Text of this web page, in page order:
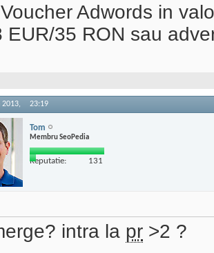
Adwords in
EUR/35 RON sau
23:19
Tom
Membru SeoPedia
Reputatie: 131
intra la pr >2 ?